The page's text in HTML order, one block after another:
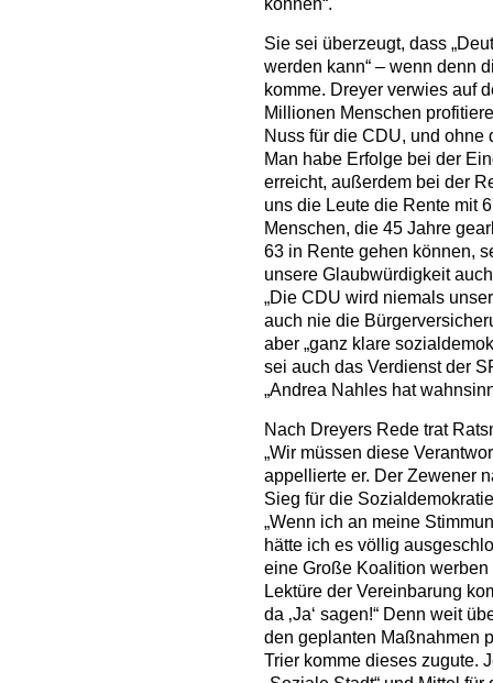
können“.
Sie sei überzeugt, dass
werden kann“ – wenn denn
komme. Dreyer verwies auf
Millionen Menschen
Nuss für die CDU, und ohne
Man habe Erfolge bei der
erreicht, außerdem bei der
uns die Leute die Rente mit
Menschen, die 45 Jahre
63 in Rente gehen können,
unsere Glaubwürdigkeit
„Die CDU wird niemals
auch nie die
aber „ganz klare
sei auch das Verdienst der
„Andrea Nahles hat
Nach Dreyers Rede trat
„Wir müssen diese
appellierte er. Der Zewener
Sieg für die
„Wenn ich an meine
hätte ich es völlig
eine Große Koalition werben
Lektüre der Vereinbarung
da ‚Ja‘ sagen!“ Denn weit
den geplanten Maßnahmen
Trier komme dieses zugute.